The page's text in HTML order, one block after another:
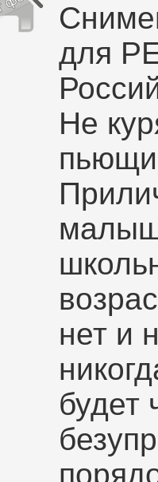
для
Не
нет и
будет